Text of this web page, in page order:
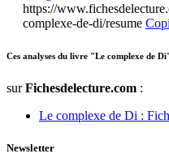
https://
complexe-de-di/resume
Ces analyses du livre "Le complexe de
surFichesdelecture.com :
Le complexe de Di :
Newsletter